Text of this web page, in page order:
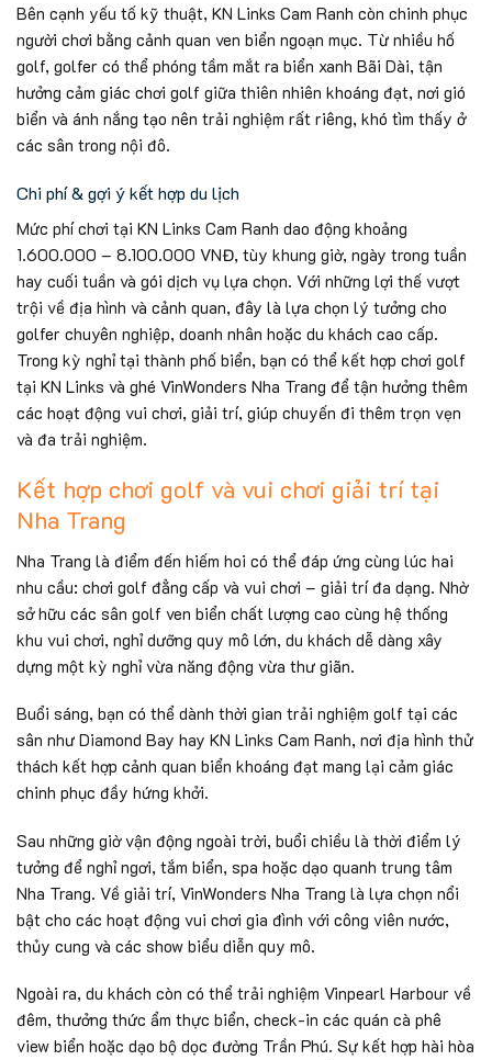
Bên cạnh yếu tố kỹ thuật, KN Links Cam Ranh còn chinh phục
người chơi bằng cảnh quan ven biển ngoạn mục. Từ nhiều hố
golf, golfer có thể phóng tầm mắt ra biển xanh Bãi Dài, tận
hưởng cảm giác chơi golf giữa thiên nhiên khoáng đạt, nơi gió
biển và ánh nắng tạo nên trải nghiệm rất riêng, khó tìm thấy ở
các sân trong nội đô.
Chi phí & gợi ý kết hợp du lịch
Mức phí chơi tại KN Links Cam Ranh dao động khoảng
1.600.000 – 8.100.000 VNĐ, tùy khung giờ, ngày trong tuần
hay cuối tuần và gói dịch vụ lựa chọn. Với những lợi thế vượt
trội về địa hình và cảnh quan, đây là lựa chọn lý tưởng cho
golfer chuyên nghiệp, doanh nhân hoặc du khách cao cấp.
Trong kỳ nghỉ tại thành phố biển, bạn có thể kết hợp chơi golf
tại KN Links và ghé VinWonders Nha Trang để tận hưởng thêm
các hoạt động vui chơi, giải trí, giúp chuyến đi thêm trọn vẹn
và đa trải nghiệm.
Kết hợp chơi golf và vui chơi giải trí tại
Nha Trang
Nha Trang là điểm đến hiếm hoi có thể đáp ứng cùng lúc hai
nhu cầu: chơi golf đẳng cấp và vui chơi – giải trí đa dạng. Nhờ
sở hữu các sân golf ven biển chất lượng cao cùng hệ thống
khu vui chơi, nghỉ dưỡng quy mô lớn, du khách dễ dàng xây
dựng một kỳ nghỉ vừa năng động vừa thư giãn.
Buổi sáng, bạn có thể dành thời gian trải nghiệm golf tại các
sân như Diamond Bay hay KN Links Cam Ranh, nơi địa hình thử
thách kết hợp cảnh quan biển khoáng đạt mang lại cảm giác
chinh phục đầy hứng khởi.
Sau những giờ vận động ngoài trời, buổi chiều là thời điểm lý
tưởng để nghỉ ngơi, tắm biển, spa hoặc dạo quanh trung tâm
Nha Trang. Về giải trí, VinWonders Nha Trang là lựa chọn nổi
bật cho các hoạt động vui chơi gia đình với công viên nước,
thủy cung và các show biểu diễn quy mô.
Ngoài ra, du khách còn có thể trải nghiệm Vinpearl Harbour về
đêm, thưởng thức ẩm thực biển, check-in các quán cà phê
view biển hoặc dạo bộ dọc đường Trần Phú. Sự kết hợp hài hòa